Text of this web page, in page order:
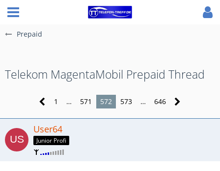
Prepaid
Telekom MagentaMobil Prepaid Thread
1 … 571 572 573 … 646
User64
Junior Profi